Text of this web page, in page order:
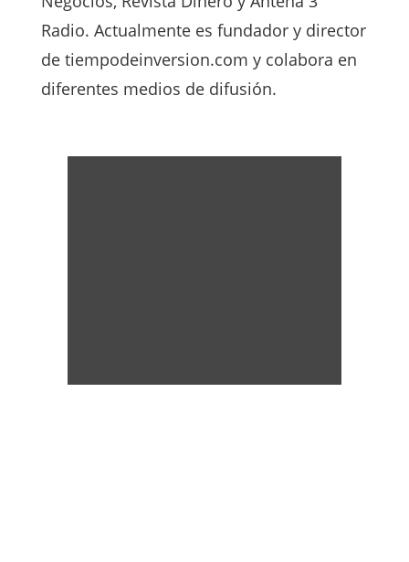
Radio. Actualmente es fundador y director
de tiempodeinversion.com y colabora en
diferentes medios de difusión.